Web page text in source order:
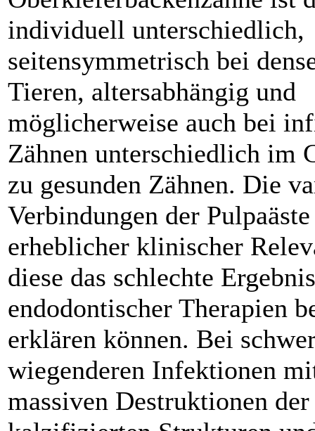
indivi­duell unterschiedlich,
seitensymmetrisch bei
Tieren, altersabhängig und
möglicherweise auch bei
Zähnen unterschiedlich im
zu gesunden Zähnen. Die
Verbindungen der
erheblicher klinischer
diese das schlechte Ergebnis
endodontischer Therapien
erklären können. Bei
wiegenderen Infektionen
massiven ­Destruktionen der